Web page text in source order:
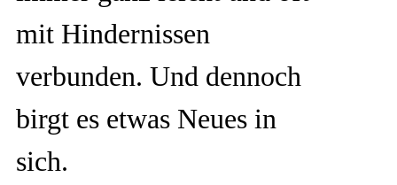
mit Hindernissen
verbunden. Und dennoch
birgt es etwas Neues in
sich.